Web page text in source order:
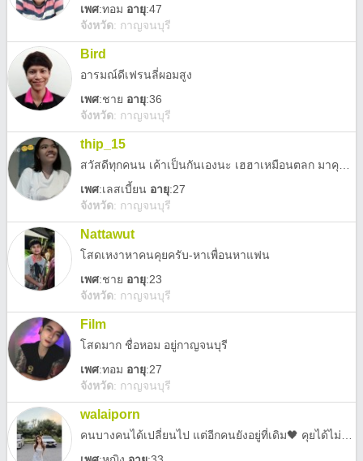
เพศ:ทอม อายุ:47
จังหวัด: กาญจนบุรี
Bird
อารมณ์ดีเฟรนลี่ผอมสูง
เพศ:ชาย อายุ:36
จังหวัด: กาญจนบุรี
thip_15
เพศ:เลสเบี้ยน อายุ:27
จังหวัด: กาญจนบุรี
Nattawut
โสดเหงาหาคนคุยครับ-หาเพื่อนหาแฟน
เพศ:ชาย อายุ:23
จังหวัด: กาญจนบุรี
Film
โสดมาก ชื่อหอม อยู่กาญจนบุรี
เพศ:ทอม อายุ:27
จังหวัด: กาญจนบุรี
walaiporn